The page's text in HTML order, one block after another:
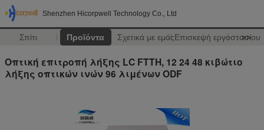
Shenzhen Hicorpwell Technology Co., Ltd
Σπίτι Προϊόντα Σχετικά με εμάςΕπισκεψή εργοστασίου
>>
Οπτική επιτροπή λήξης LC FTTH, 12 24 48 κιβώτιο
λήξης οπτικών ινών 96 λιμένων ODF